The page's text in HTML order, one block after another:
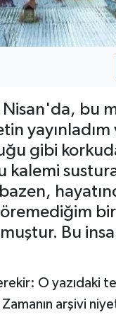
bu
gibi
kalemi
Bu
O yazıdaki
arşivi